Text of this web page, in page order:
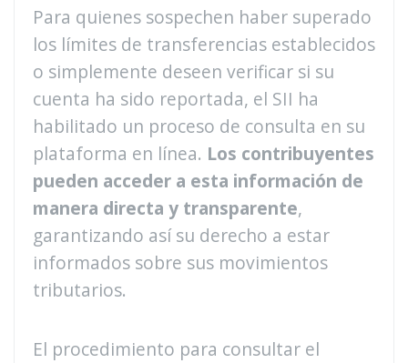
Para quienes sospechen haber superado
los límites de transferencias establecidos
o simplemente deseen verificar si su
cuenta ha sido reportada, el SII ha
habilitado un proceso de consulta en su
plataforma en línea. Los contribuyentes
pueden acceder a esta información de
manera directa y transparente,
garantizando así su derecho a estar
informados sobre sus movimientos
tributarios.
El procedimiento para consultar el